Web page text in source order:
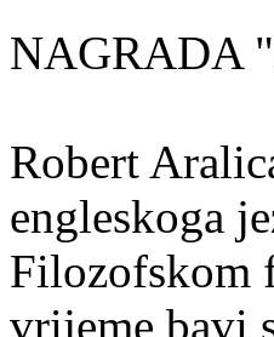
NAGRADA
Robert
engleskoga
Filozofskom
vrijeme bavi